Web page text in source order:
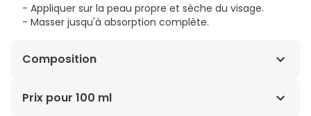
- Appliquer sur la peau propre et sèche du visage.
- Masser jusqu'à absorption complète.
Composition
SQUALANE, SOYBEAN OIL, DI-C12-13 ALKYL MALATE,
Prix pour 100 ml